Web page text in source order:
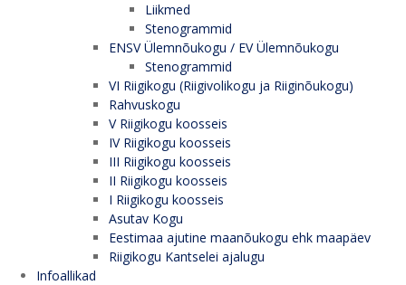
Liikmed
Stenogrammid
ENSV Ülemnõukogu / EV Ülemnõukogu
Stenogrammid
VI Riigikogu (Riigivolikogu ja Riiginõukogu)
Rahvuskogu
V Riigikogu koosseis
IV Riigikogu koosseis
III Riigikogu koosseis
II Riigikogu koosseis
I Riigikogu koosseis
Asutav Kogu
Eestimaa ajutine maanõukogu ehk maapäev
Riigikogu Kantselei ajalugu
Infoallikad